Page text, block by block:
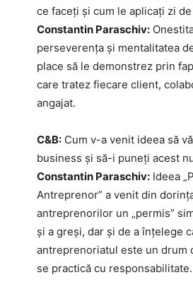
ce faceți și cum le aplicați zi de
Constantin Paraschiv:
perseverența și mentalitatea
place să le demonstrez prin
care tratez fiecare client,
angajat.
C&B: Cum v-a venit ideea să
business și să-i puneți acest
Constantin Paraschiv: Ideea
Antreprenor” a venit din
antreprenorilor un „permis”
și a greși, dar și de a înțelege
antreprenoriatul este un drum
se practică cu responsabilitate.